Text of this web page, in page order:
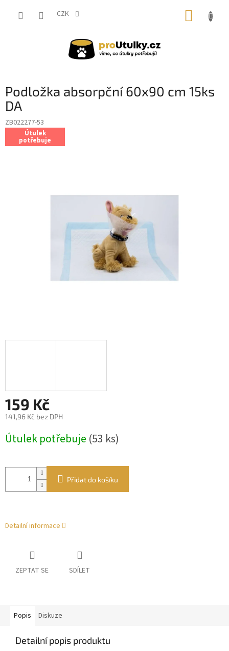
CZK
Podložka absorpční 60x90 cm 15ks
DA
ZB022277-53
Útulek
potřebuje
159 Kč
141,96 Kč bez DPH
Měrná
cena:
Útulek potřebuje (53 ks)
Přidat do košíku
Detailní informace
ZEPTAT SE SDÍLET
Popis Diskuze
Detailní popis produktu